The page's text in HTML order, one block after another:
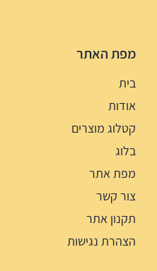
מפת האתר
בית
אודות
קטלוג מוצרים
בלוג
מפת אתר
צור קשר
תקנון אתר
הצהרת נגישות